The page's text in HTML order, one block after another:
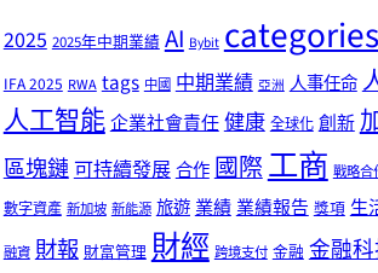
2025 2025年中期業績 AI Bybit categories
IFA 2025 RWA tags 中國 中期業績 亞洲 人事任命
人工智能企業社會責任健康 全球化 創新
區塊鏈可持續發展合作國際工商 戰略合
數字資產 新加坡 新能源 旅遊業績業績報告 獎項 生
融資 財報 財富管理 財經 跨境支付 金融 金融